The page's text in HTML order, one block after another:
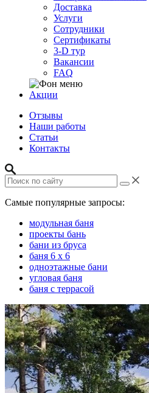
Доставка
Услуги
Сотрудники
Сертификаты
3-D тур
Вакансии
FAQ
Акции
Отзывы
Наши работы
Статьи
Контакты
Самые популярные запросы:
модульная баня
проекты бань
бани из бруса
баня 6 х 6
одноэтажные бани
угловая баня
баня с террасой